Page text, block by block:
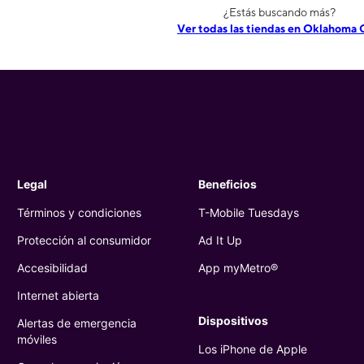
¿Estás buscando más?
Ver todas las tiendas en Oklahoma